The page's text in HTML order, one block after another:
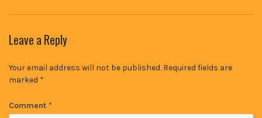
Leave a Reply
Your email address will not be published. Required fields are
marked *
Comment *